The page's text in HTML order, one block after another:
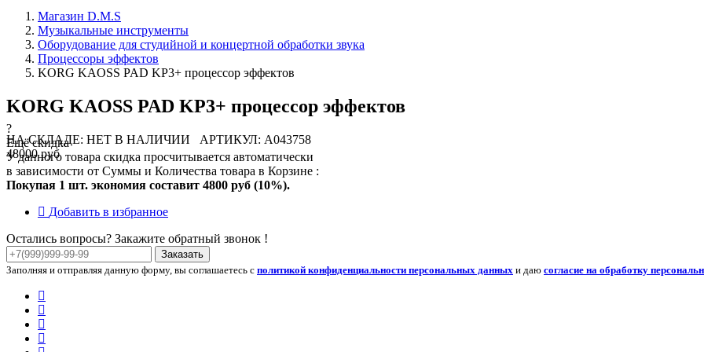
Магазин D.M.S
Музыкальные инструменты
Оборудование для студийной и концертной обработки звука
Процессоры эффектов
KORG KAOSS PAD KP3+ процессор эффектов
KORG KAOSS PAD KP3+ процессор эффектов
НА СКЛАДЕ: НЕТ В НАЛИЧИИ АРТИКУЛ: A043758
48000 руб
?
Ещё скидка
У данного товара скидка просчитывается автоматически
в зависимости от Суммы и Количества товара в Корзине :
Покупая 1 шт. экономия составит 4800 руб (10%).
Добавить в избранное
Остались вопросы? Закажите обратный звонок !
Заказать
Заполняя и отправляя данную форму, вы соглашаетесь с политикой конфиденциальности персональных данных и даю согласие на обработку